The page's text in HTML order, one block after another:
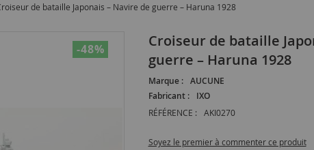
de bataille Japonais – Navire de guerre – Haruna 1928
-48%
Croiseur de bataille Japonais – Navire de
guerre – Haruna 1928
Marque :
AUCUNE
Fabricant :
IXO
RÉFÉRENCE : AKI0270
Soyez le premier à commenter ce produit